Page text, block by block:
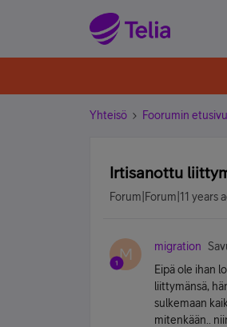
Yhteisö Foorumin etusivu
Irtisanottu
Forum|Forum|11 years
M migration
Eipä ole ihan
liittymänsä,
sulkemaan
mitenkään..